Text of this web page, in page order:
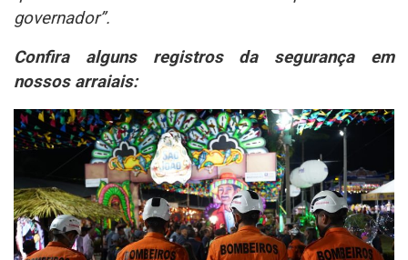
governador”.
Confira alguns registros da segurança em
nossos arraiais: